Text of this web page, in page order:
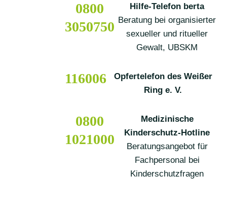
0800
3050750
Hilfe-Telefon berta
Beratung bei organisierter
sexueller und ritueller
Gewalt, UBSKM
116006
Opfertelefon des Weißer
Ring e. V.
0800
1021000
Medizinische
Kinderschutz-Hotline
Beratungsangebot für
Fachpersonal bei
Kinderschutzfragen